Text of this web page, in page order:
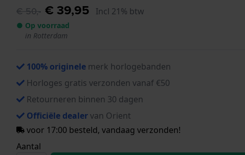
€ 50,- € 39,95 Incl 21% btw
● Op voorraad
in Rotterdam
100% originele merk horlogebanden
Horloges gratis verzonden vanaf €50
Retourneren binnen 30 dagen
Officiële dealervan Orient
voor 17:00 besteld, vandaag verzonden!
Aantal